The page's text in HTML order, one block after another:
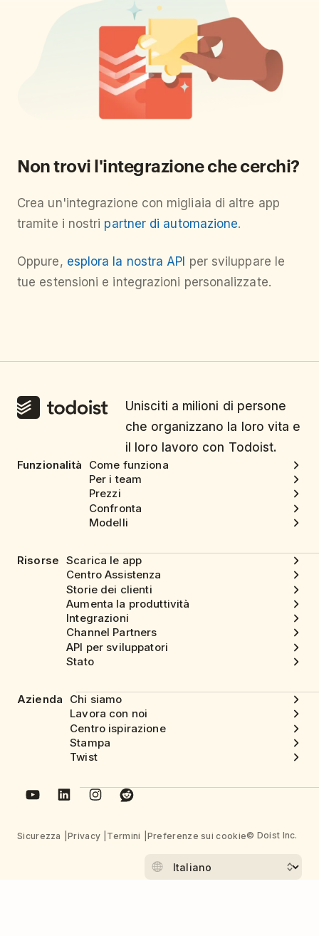
Non trovi l'integrazione che cerchi?
Crea un'integrazione con migliaia di altre app
tramite i nostri partner di automazione.
Oppure, esplora la nostra API per sviluppare le
tue estensioni e integrazioni personalizzate.
Unisciti a milioni di persone
che organizzano la loro vita e
il loro lavoro con Todoist.
Funzionalità
Come funziona
Per i team
Prezzi
Confronta
Modelli
Risorse Scarica le app
Centro Assistenza
Storie dei clienti
Aumenta la produttività
Integrazioni
Channel Partners
API per sviluppatori
Stato
Azienda
Chi siamo
Lavora con noi
Centro ispirazione
Stampa
Twist
Sicurezza Privacy Termini Preferenze sui cookie© Doist Inc.